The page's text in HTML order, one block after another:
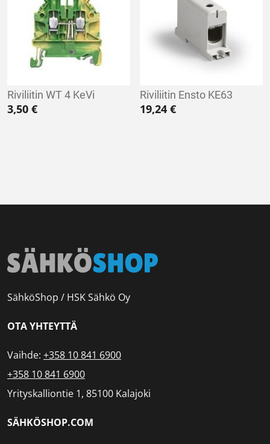
Riviliitin WT 4 KeVi
3,50 €
Riviliitin Ensto KE63
19,24€
SähköShop / HSK Sähkö Oy
OTA YHTEYTTÄ
Vaihde: +358 10 841 6900
+358 10 841 6900
Yrityskalliontie 1, 85100 Kalajoki
SÄHKÖSHOP.COM